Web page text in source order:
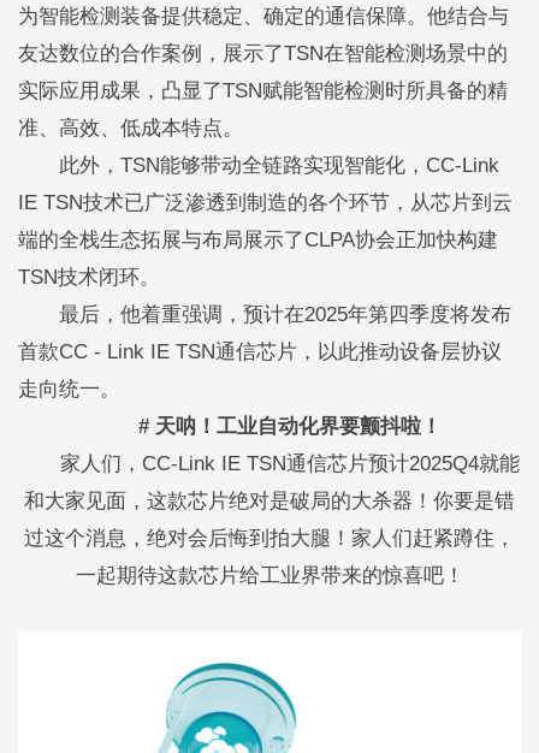
为智能检测装备提供稳定、确定的通信保障。他结合与
友达数位的合作案例，展示了TSN在智能检测场景中的
实际应用成果，凸显了TSN赋能智能检测时所具备的精
准、高效、低成本特点。
此外，TSN能够带动全链路实现智能化，CC-Link
IE TSN技术已广泛渗透到制造的各个环节，从芯片到云
端的全栈生态拓展与布局展示了CLPA协会正加快构建
TSN技术闭环。
最后，他着重强调，预计在2025年第四季度将发布
首款CC - Link IE TSN通信芯片，以此推动设备层协议
走向统一。
# 天呐！工业自动化界要颤抖啦！
家人们，CC-Link IE TSN通信芯片预计2025Q4就能
和大家见面，这款芯片绝对是破局的大杀器！你要是错
过这个消息，绝对会后悔到拍大腿！家人们赶紧蹲住，
一起期待这款芯片给工业界带来的惊喜吧！